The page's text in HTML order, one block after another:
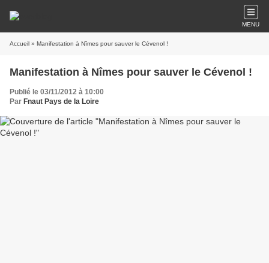
MENU
Accueil » Manifestation à Nîmes pour sauver le Cévenol !
Manifestation à Nîmes pour sauver le Cévenol !
Publié le 03/11/2012 à 10:00
Par Fnaut Pays de la Loire